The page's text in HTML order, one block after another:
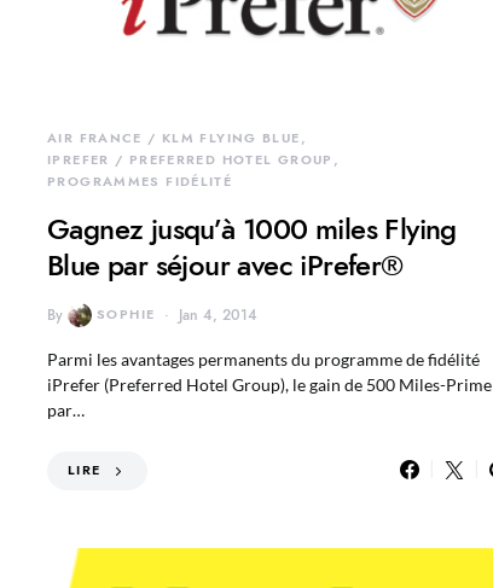
AIR FRANCE / KLM FLYING BLUE
IPREFER / PREFERRED HOTEL GROUP
PROGRAMMES FIDÉLITÉ
Gagnez jusqu’à 1000 miles Flying
Blue par séjour avec iPrefer®
By SOPHIE Jan 4, 2014
Parmi les avantages permanents du programme de fidélité
iPrefer (Preferred Hotel Group), le gain de 500 Miles-Prime
par…
LIRE